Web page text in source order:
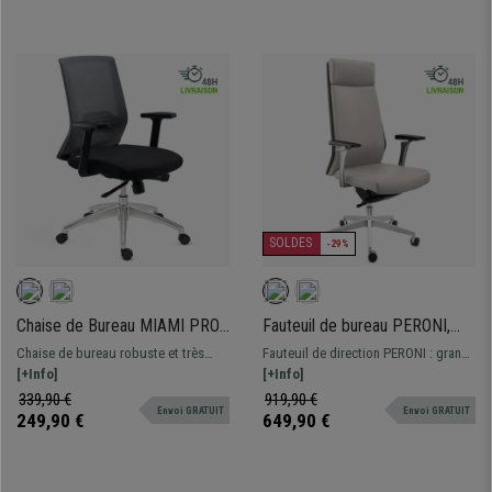
Chaise de Bureau MIAMI PRO,
Support Lombaire, Accoudoirs
Ajustables, Confortable et
Robuste, Gris
Chaise de bureau robuste et très
esthétique, avec support lombaire.
Assise de haute densité et
accoudoirs ajustables, la garantie
d'un confort optimal.
[+Info]
339,90 €
249,90 € Envoi GRATUIT
SOLDES -29%
Fauteuil de bureau PERONI,
Design Moderne Élégant,
Usage Professionnel 8H, Cuir
Véritable, Gris Clair
Fauteuil de direction PERONI : grande
qualité et confort. Design exclusif et
matériaux de premier choix, cuir
authentique.
[+Info]
919,90 €
649,90 € Envoi GRATUIT